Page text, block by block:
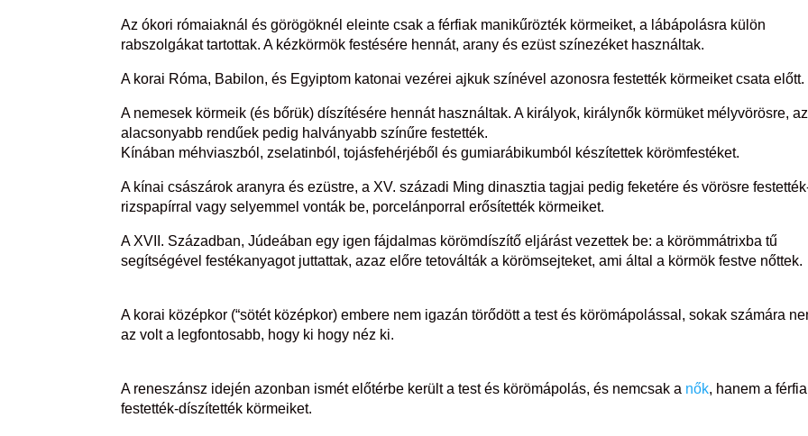
Az ókori rómaiaknál és görögöknél eleinte csak a férfiak manikűrözték körmeiket, a lábápolásra külön
rabszolgákat tartottak. A kézkörmök festésére hennát, arany és ezüst színezéket használtak.
A korai Róma, Babilon, és Egyiptom katonai vezérei ajkuk színével azonosra festették körmeiket csata előtt.
A nemesek körmeik (és bőrük) díszítésére hennát használtak. A királyok, királynők körmüket mélyvörösre, az
alacsonyabb rendűek pedig halványabb színűre festették.
Kínában méhviaszból, zselatinból, tojásfehérjéből és gumiarábikumból készítettek körömfestéket.
A kínai császárok aranyra és ezüstre, a XV. századi Ming dinasztia tagjai pedig feketére és vörösre
rizspapírral vagy selyemmel vonták be, porcelánporral erősítették körmeiket.
A XVII. Században, Júdeában egy igen fájdalmas körömdíszítő eljárást vezettek be: a körömmátrixba tű
segítségével festékanyagot juttattak, azaz előre tetoválták a körömsejteket, ami által a körmök festve nőttek.
A korai középkor (“sötét középkor) embere nem igazán törődött a test és körömápolással, sokak számára
az volt a legfontosabb, hogy ki hogy néz ki.
A reneszánsz idején azonban ismét előtérbe került a test és körömápolás, és nemcsak a nők, hanem a
festették-díszítették körmeiket.